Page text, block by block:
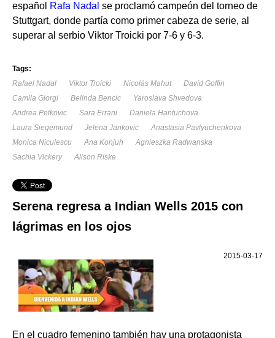
español Rafa Nadal se proclamó campeón del torneo de
Stuttgart, donde partía como primer cabeza de serie, al
superar al serbio Viktor Troicki por 7-6 y 6-3.
Tags:
Rafael Nadal
Viktor Troicki Nicolás Mahut
David Goffin
Camila Giorgi
Belinda Bencic
Yaroslava Shvedova
Andrea Petkovic
Sara Errani
Daniela Hantuchova
Laura Siegemund
Jelena Jankovic
Anastasia Pavlyuchenkova
Monica Niculescu
Ana Konjuh
Agnieszka Radwanska
Sachia Vickery
Alison Riske
Serena regresa a Indian Wells 2015 con
lágrimas en los ojos
2015-03-17
En el cuadro femenino también hay una protagonista